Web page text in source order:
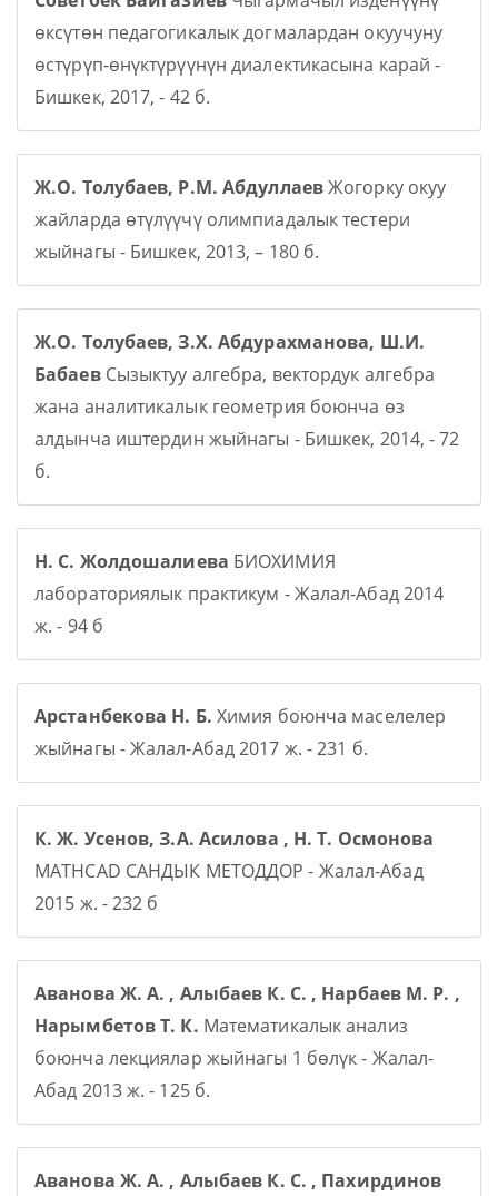
өксүтөн педагогикалык догмалардан окуучуну
өстүрүп-өнүктүрүүнүн диалектикасына карай -
Бишкек, 2017, - 42 б.
Ж.О. Толубаев, Р.М. АбдуллаевЖогорку окуу
жайларда өтүлүүчү олимпиадалык тестери
жыйнагы - Бишкек, 2013, – 180 б.
Ж.О. Толубаев, З.Х. Абдурахманова, Ш.И.
БабаевСызыктуу алгебра, вектордук алгебра
жана аналитикалык геометрия боюнча өз
алдынча иштердин жыйнагы - Бишкек, 2014, - 72
б.
Н. С. Жолдошалиева БИОХИМИЯ
лабораториялык практикум - Жалал-Абад 2014
ж. - 94 б
Арстанбекова Н. Б. Химия боюнча маселелер
жыйнагы - Жалал-Абад 2017 ж. - 231 б.
К. Ж. Усенов, З.А. Асилова , Н. Т. Осмонова
MATHCAD САНДЫК МЕТОДДОР - Жалал-Абад
2015 ж. - 232 б
Аванова Ж. А. , Алыбаев К. С. , Нарбаев М. Р. ,
Нарымбетов Т. К. Математикалык анализ
боюнча лекциялар жыйнагы 1 бөлүк - Жалал-
Абад 2013 ж. - 125 б.
Аванова Ж. А. , Алыбаев К. С. , Пахирдинов